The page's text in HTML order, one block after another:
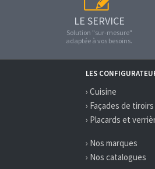
LE SERVICE
Solution "sur-mesure"
adaptée à vos besoins.
LES
› Cuisine
› Façades de tiroirs
› Placards et
› Nos marques
› Nos catalogues